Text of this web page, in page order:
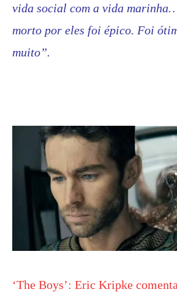
vida social com a vida
morto por eles foi épico. Foi
muito”.
‘The Boys’: Eric Kripke